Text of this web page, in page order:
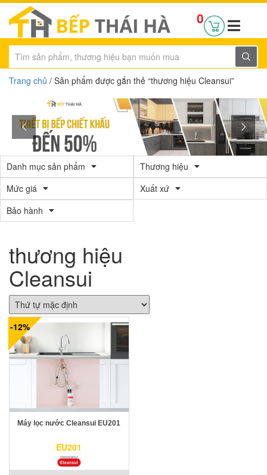
0
Trang chủ / Sản phẩm được gắn thẻ “thương hiệu Cleansui”
Danh mục sản phẩm
Thương hiệu
Mức giá
Xuất xứ
Bảo hành
thương hiệu
Cleansui
-12%
Máy lọc nước Cleansui EU201
EU201